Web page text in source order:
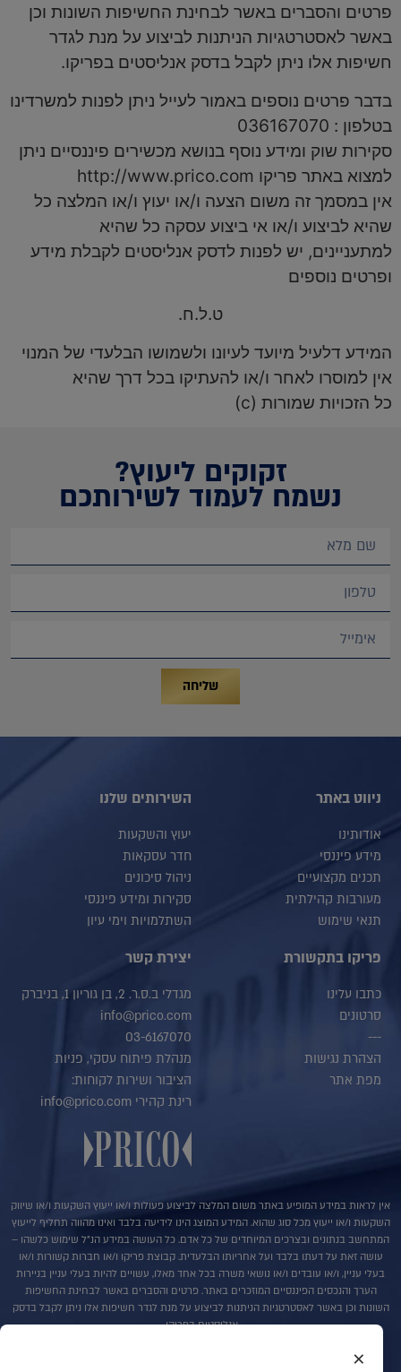
פרטים והסברים באשר לבחינת החשיפות השונות וכן
באשר לאסטרטגיות הניתנות לביצוע על מנת לגדר
חשיפות אלו ניתן לקבל בדסק אנליסטים בפריקו.
בדבר פרטים נוספים באמור לעייל ניתן לפנות למשרדינו
בטלפון : 036167070
סקירות שוק ומידע נוסף בנושא מכשירים פיננסיים ניתן
למצוא באתר פריקו http://www.prico.com
אין במסמך זה משום הצעה ו/או יעוץ ו/או המלצה כל
שהיא לביצוע ו/או אי ביצוע עסקה כל שהיא
למתעניינים, יש לפנות לדסק אנליסטים לקבלת מידע
ופרטים נוספים
ט.ל.ח.
המידע דלעיל מיועד לעיונו ולשמושו הבלעדי של המנוי
אין למוסרו לאחר ו/או להעתיקו בכל דרך שהיא
כל הזכויות שמורות (c)
זקוקים ליעוץ?
נשמח לעמוד לשירותכם
שליחה
ניווט באתר
אודותינו
מידע פיננסי
תכנים מקצועיים
מעורבות קהילתית
תנאי שימוש
השירותים שלנו
יעוץ והשקעות
חדר עסקאות
ניהול סיכונים
סקירות ומידע פיננסי
השתלמויות וימי עיון
פריקו בתקשורת
כתבו עלינו
סרטונים
---
הצהרת נגישות
מפת אתר
יצירת קשר
מגדלי ב.ס.ר. 2, בן גוריון 1, בניברק
info@prico.com
03-6167070
מנהלת פיתוח עסקי, פניות
הציבור ושירות לקוחות:
רינת קהירי info@prico.com
אין לראות במידע המופיע באתר משום המלצה לביצוע פעולות ו/או ייעוץ השקעות ו/או שיווק
השקעות ו/או ייעוץ מכל סוג שהוא. המידע המוצג הינו לידיעה בלבד ואינו מהווה תחליף לייעוץ
המתחשב בנתונים ובצרכים המיוחדים של כל אדם. כל העושה במידע הנ"ל שימוש כלשהו –
עושה זאת על דעתו בלבד ועל אחריותו הבלעדית. קבוצת פריקו ו/או חברות קשורות ו/או
בעלי עניין, ו/או עובדים ו/או נושאי משרה בכל אחד מאלו, עשויים להיות בעלי עניין בניירות
הערך והנכסים הפיננסיים המוזכרים באתר. פרטים והסברים באשר לבחינת החשיפות
השונות וכן באשר לאסטרטגיות הניתנות לביצוע על מנת לגדר חשיפות אלו ניתן לקבל בדסק
אנליסטים בפריקו.
בדבר פרטים נוספים באמור לעייל ניתן לפנות למשרדינו בטלפון : 036167070×